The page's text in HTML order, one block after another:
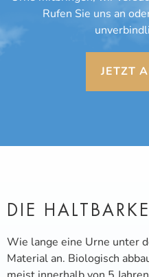
Rufen Sie uns an
JETZT
DIE
Wie lange eine Urne unter
Material an. Biologisch